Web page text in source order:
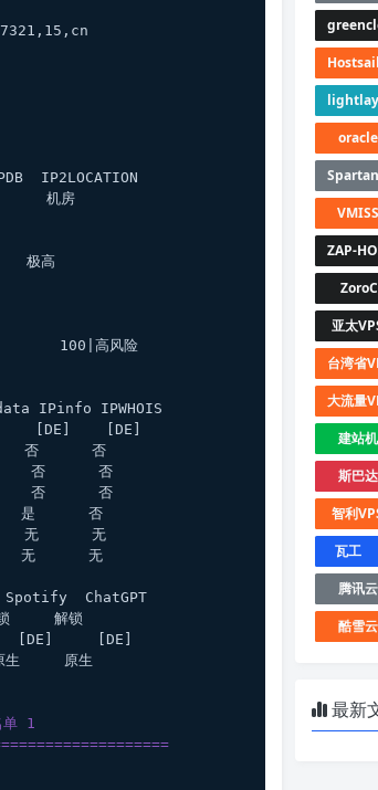
IP2LOCATION
机房
极高
100|高风险
IPinfo IPWHOIS
[DE]    [DE]
否      否
否      否
否      否
是      否
无      无
无      无
ChatGPT
锁     解锁
[DE]     [DE]
生     原生
1
oracle
VMISS
ZAP-
亚太
台湾省
大流量
建站机
斯巴达
智利
瓦工
腾讯云
酷雪云
最新